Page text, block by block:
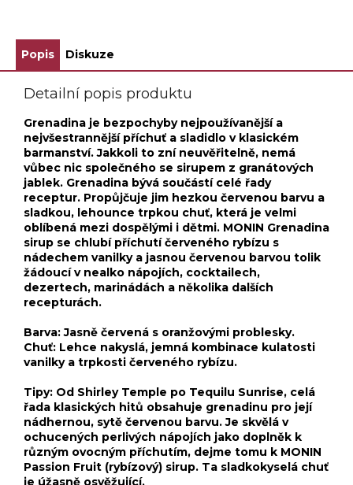
Popis Diskuze
Detailní popis produktu
Grenadina je bezpochyby nejpoužívanější a
nejvšestrannější příchuť a sladidlo v klasickém
barmanství. Jakkoli to zní neuvěřitelně, nemá
vůbec nic společného se sirupem z granátových
jablek. Grenadina bývá součástí celé řady
receptur. Propůjčuje jim hezkou červenou barvu a
sladkou, lehounce trpkou chuť, která je velmi
oblíbená mezi dospělými i dětmi. MONIN Grenadina
sirup se chlubí příchutí červeného rybízu s
nádechem vanilky a jasnou červenou barvou tolik
žádoucí v nealko nápojích, cocktailech,
dezertech, marinádách a několika dalších
recepturách.
Barva: Jasně červená s oranžovými problesky.
Chuť: Lehce nakyslá, jemná kombinace kulatosti
vanilky a trpkosti červeného rybízu.
Tipy: Od Shirley Temple po Tequilu Sunrise, celá
řada klasických hitů obsahuje grenadinu pro její
nádhernou, sytě červenou barvu. Je skvělá v
ochucených perlivých nápojích jako doplněk k
různým ovocným příchutím, dejme tomu k MONIN
Passion Fruit (rybízový) sirup. Ta sladkokyselá chuť
je úžasně osvěžující.